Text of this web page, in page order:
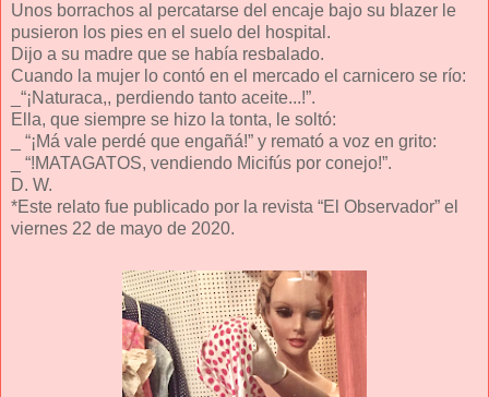
Unos borrachos al percatarse del encaje bajo su blazer le
pusieron los pies en el suelo del hospital.
Dijo a su madre que se había resbalado.
Cuando la mujer lo contó en el mercado el carnicero se río:
_“¡Naturaca,, perdiendo tanto aceite...!”.
Ella, que siempre se hizo la tonta, le soltó:
_ “¡Má vale perdé que engañá!” y remató a voz en grito:
_ “!MATAGATOS, vendiendo Micifús por conejo!”.
D. W.
*Este relato fue publicado por la revista “El Observador” el
viernes 22 de mayo de 2020.